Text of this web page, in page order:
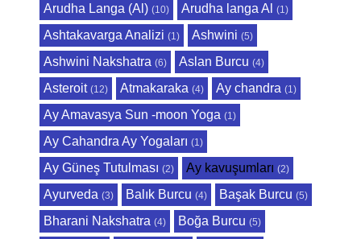
Arudha Langa (Al) (10) Arudha langa Al (1)
Ashtakavarga Analizi (1) Ashwini (5)
Ashwini Nakshatra (6) Aslan Burcu (4)
Asteroit (12) Atmakaraka (4) Ay chandra (1)
Ay Amavasya Sun -moon Yoga (1)
Ay Cahandra Ay Yogaları (1)
Ay Güneş Tutulması (2) Ay kavuşumları (2)
Ayurveda (3) Balık Burcu (4) Başak Burcu (5)
Bharani Nakshatra (4) Boğa Burcu (5)